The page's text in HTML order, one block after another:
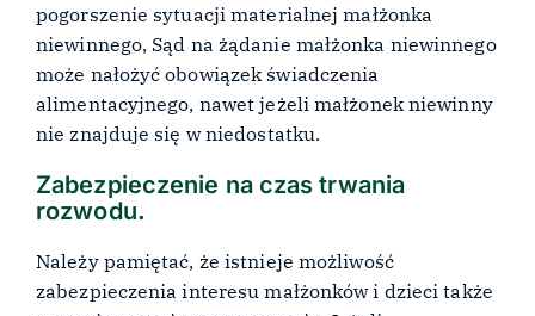
pogorszenie sytuacji materialnej małżonka
niewinnego, Sąd na żądanie małżonka niewinnego
może nałożyć obowiązek świadczenia
alimentacyjnego, nawet jeżeli małżonek niewinny
nie znajduje się w niedostatku.
Zabezpieczenie na czas trwania
rozwodu.
Należy pamiętać, że istnieje możliwość
zabezpieczenia interesu małżonków i dzieci także